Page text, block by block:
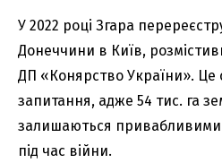
У 2022 році Згара
Донеччини в Київ,
ДП «Конярство України». Це
запитання, адже 54 тис. га
залишаються привабливими
під час війни.